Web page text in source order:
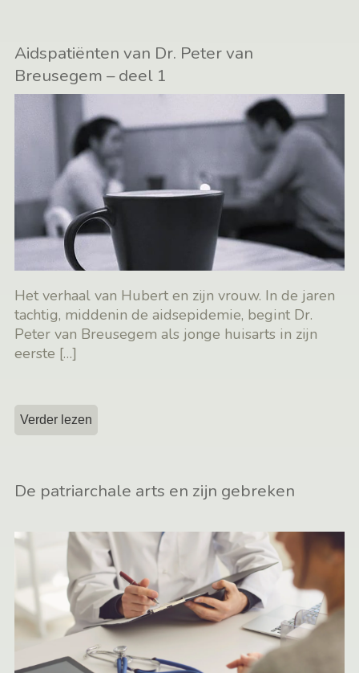
Aidspatiënten van Dr. Peter van
Breusegem – deel 1
Het verhaal van Hubert en zijn vrouw. In de jaren
tachtig, middenin de aidsepidemie, begint Dr.
Peter van Breusegem als jonge huisarts in zijn
eerste […]
Verder lezen
De patriarchale arts en zijn gebreken